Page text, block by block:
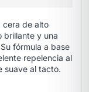
cera de alto
brillante y una
fórmula a base
repelencia al
suave al tacto.